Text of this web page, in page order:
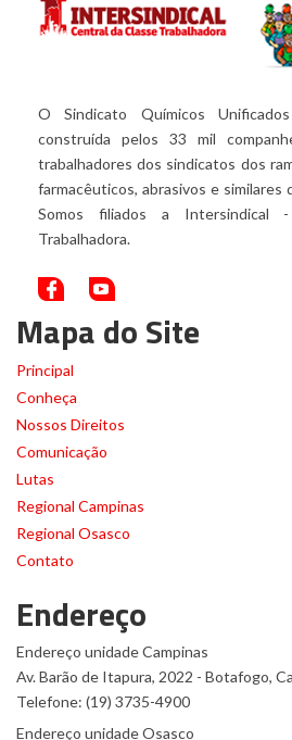
O Sindicato Químicos
construída pelos 33 mil
trabalhadores dos sindicatos dos
farmacêuticos, abrasivos e similares
Somos filiados a Intersindical
Trabalhadora.
Mapa do Site
Principal
Conheça
Nossos Direitos
Comunicação
Lutas
Regional Campinas
Regional Osasco
Contato
Endereço
Endereço unidade Campinas
Av. Barão de Itapura, 2022 - Botafogo,
Telefone: (19) 3735-4900
Endereço unidade Osasco